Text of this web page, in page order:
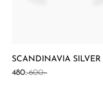
SCANDINAVIA SILVER
REA-pris
480:-Pris
600:-